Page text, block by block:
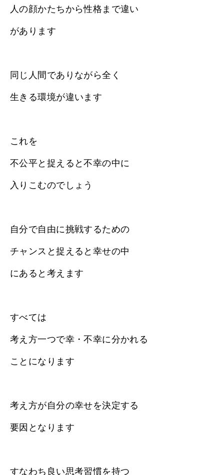
人の顔かたちから性格まで違い
があります
同じ人間でありながら全く
生きる環境が違います
これを
不公平と捉えると不幸の中に
入りこむのでしょう
自分で自由に挑戦するための
チャンスと捉えると幸せの中
にあると考えます
すべては
考え方一つで幸・不幸に分かれる
ことになります
考え方が自分の幸せを決定する
要因となります
すなわち良い思考習慣を持つ